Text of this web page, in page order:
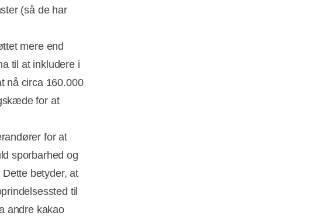
(så de har
mere end
til at inkludere i
nå circa 160.000
for at
for at
sporbarhed og
betyder, at
til
andre kakao